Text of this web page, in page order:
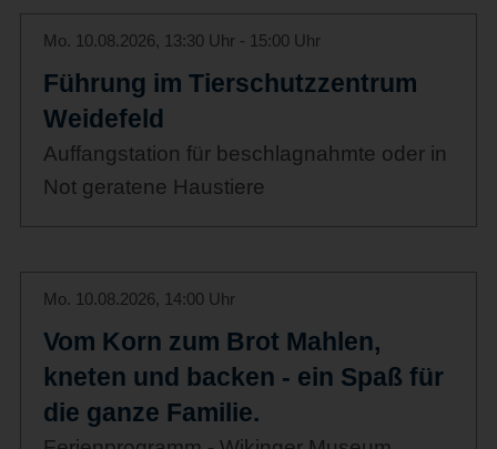
Mo. 10.08.2026, 13:30 Uhr - 15:00 Uhr
Führung im Tierschutzzentrum
Weidefeld
Auffangstation für beschlagnahmte oder in
Not geratene Haustiere
Mo. 10.08.2026, 14:00 Uhr
Vom Korn zum Brot Mahlen,
kneten und backen - ein Spaß für
die ganze Familie.